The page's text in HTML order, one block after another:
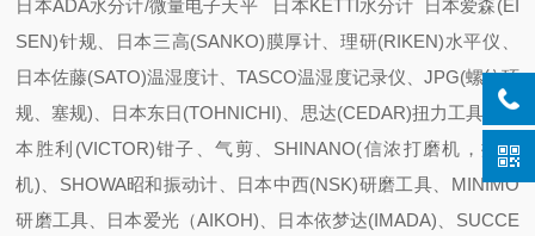
日本ADA水分计/微量电子天平 日本KETTI水分计 日本爱森(EI
SEN)针规、日本三高(SANKO)膜厚计、理研(RIKEN)水平仪、
日本佐藤(SATO)温湿度计、TASCO温湿度记录仪、JPG(螺纹环
规、塞规)、日本东日(TOHNICHI)、思达(CEDAR)扭力工具、日
本胜利(VICTOR)钳子、气剪、SHINANO(信浓打磨机，抛光
机)、SHOWA昭和振动计、日本中西(NSK)研磨工具、MINIMO
研磨工具、日本爱光（AIKOH)、日本依梦达(IMADA)、SUCCE